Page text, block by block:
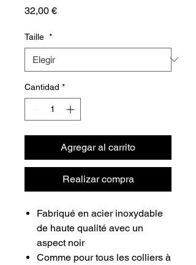
32,00 €Precio
Taille *
Cantidad *
Agregar al carrito
Realizar compra
Fabriqué en acier inoxydable
de haute qualité avec un
aspect noir
Comme pour tous les colliers à